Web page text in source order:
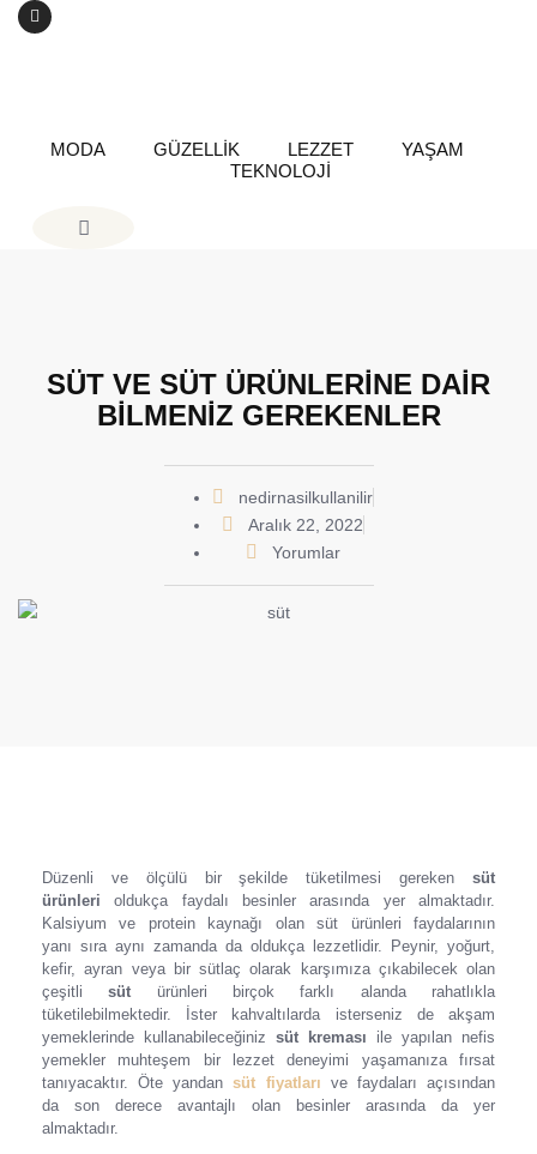
MODA GÜZELLİK LEZZET
YAŞAM
TEKNOLOJİ
SÜT VE SÜT ÜRÜNLERİNE DAİR
BİLMENİZ GEREKENLER
nedirnasilkullanilir
Aralık 22, 2022
Yorumlar
Düzenli ve ölçülü bir şekilde tüketilmesi gereken süt
ürünlerioldukça faydalı besinler arasında yer almaktadır.
Kalsiyum ve protein kaynağı olan süt ürünleri faydalarının
yanı sıra aynı zamanda da oldukça lezzetlidir. Peynir, yoğurt,
kefir, ayran veya bir sütlaç olarak karşımıza çıkabilecek olan
çeşitlisüt ürünleri birçok farklı alanda rahatlıkla
tüketilebilmektedir. İster kahvaltılarda isterseniz de akşam
yemeklerinde kullanabileceğiniz süt kreması ile yapılan nefis
yemekler muhteşem bir lezzet deneyimi yaşamanıza fırsat
tanıyacaktır. Öte yandansüt fiyatları ve faydaları açısından
da son derece avantajlı olan besinler arasında da yer
almaktadır.